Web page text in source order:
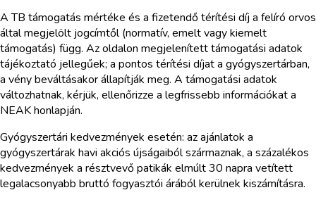
A TB támogatás mértéke és a fizetendő térítési díj a felíró orvos
által megjelölt jogcímtől (normatív, emelt vagy kiemelt
támogatás) függ. Az oldalon megjelenített támogatási adatok
tájékoztató jellegűek; a pontos térítési díjat a gyógyszertárban,
a vény beváltásakor állapítják meg. A támogatási adatok
változhatnak, kérjük, ellenőrizze a legfrissebb információkat a
NEAK honlapján.
Gyógyszertári kedvezmények esetén: az ajánlatok a
gyógyszertárak havi akciós újságaiból származnak, a százalékos
kedvezmények a résztvevő patikák elmúlt 30 napra vetített
legalacsonyabb bruttó fogyasztói árából kerülnek kiszámításra.